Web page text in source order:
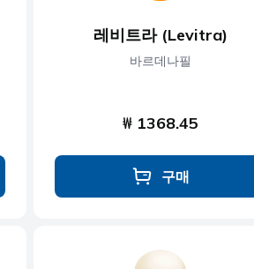
레비트라 (Levitra)
바르데나필
₩ 1368.45
구매